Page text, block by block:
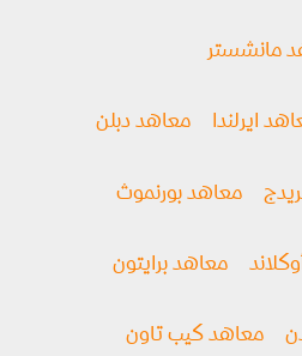
مانشستر
ايرلندا معاهد دبلن
معاهد بورنموث
معاهد برايتون
معاهد كيب تاون